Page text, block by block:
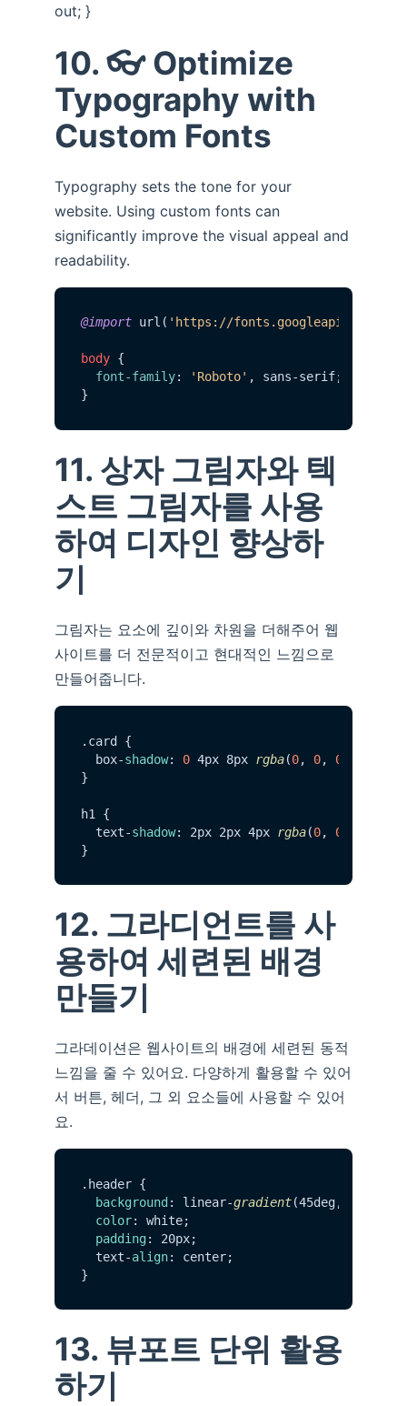
out; }
10. 👓 Optimize
Typography with
Custom Fonts
Typography sets the tone for your
website. Using custom fonts can
significantly improve the visual appeal and
readability.
@import url( 'https://fonts.googleapis.com/
body {
font-family: 'Roboto' , sans-serif;
11. 상자 그림자와 텍
스트 그림자를 사용
하여 디자인 향상하
기
그림자는 요소에 깊이와 차원을 더해주어 웹
사이트를 더 전문적이고 현대적인 느낌으로
만들어줍니다.
. card {
  box-
shadow: 0 4px 8px rgba(0, 0, 0
}
h1 {
  text-
shadow: 2px 2px 4px rgba(0, 0
12. 그라디언트를 사
용하여 세련된 배경
만들기
그라데이션은 웹사이트의 배경에 세련된 동적
느낌을 줄 수 있어요. 다양하게 활용할 수 있어
서 버튼, 헤더, 그 외 요소들에 사용할 수 있어
요.
. header {
background : linear-gradient(45deg,
color: white;
padding: 20px;
  text-
align: center;
13. 뷰포트 단위 활용
하기